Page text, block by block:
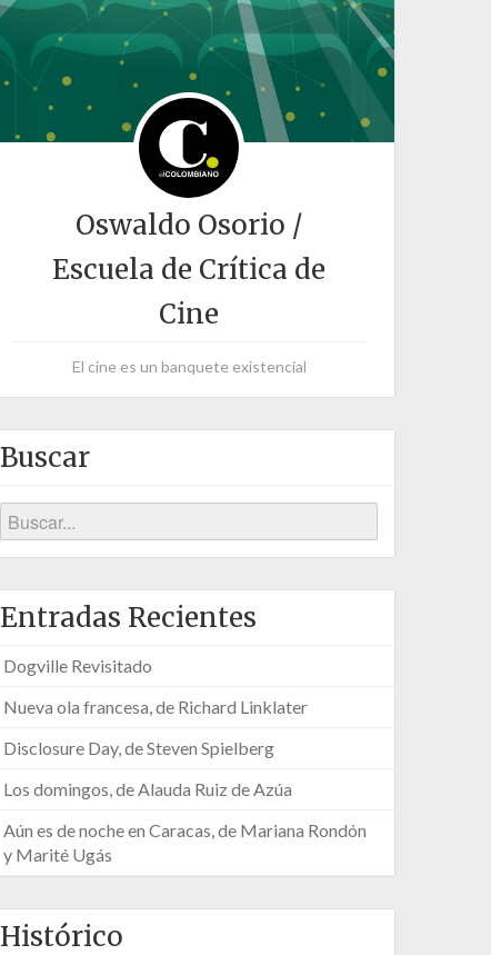
Oswaldo Osorio /
Escuela de Crítica de
Cine
El cine es un banquete existencial
Buscar
Entradas Recientes
Dogville Revisitado
Nueva ola francesa, de Richard Linklater
Disclosure Day, de Steven Spielberg
Los domingos, de Alauda Ruiz de Azúa
Aún es de noche en Caracas, de Mariana Rondón
y Marité Ugás
Histórico